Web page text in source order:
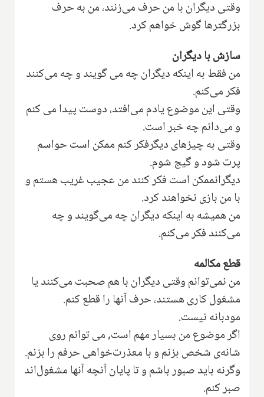
وقتی دیگران با من حرف می‌زنند، من به حرف
بزرگترها گوش خواهم کرد.
سازش با دیگران
من فقط به اینکه دیگران چه می گویند و چه می‌کنند
فکر می‌کنم.
وقتی این موضوع یادم می‌افتد، دوست پیدا می ‌کنم
و می‌دانم چه خبر است.
وقتی به چیزهای دیگرفکر کنم ممکن است حواسم
پرت شود و گیج شوم.
دیگرانممکن است فکر کنند من عجیب غریب هستم و
با من بازی نخواهند کرد.
من همیشه به اینکه دیگران چه می‌گویند و چه
می‌کنند فکر می‌کنم.
قطع مکالمه
من نمی‌توانم وقتی دیگران با هم صحبت می‌کنند یا
مشغول کاری هستند، حرف آنها را قطع کنم.
مودبانه نیست.
اگر موضوع من بسیار مهم است, می توانم روی
شانه‌ی شخص بزنم و با معذرت‌خواهی حرفم را بزنم.
وگرنه باید صبور باشم و تا پایان آنچه آنها مشغول‌اند‌
صبر کنم.